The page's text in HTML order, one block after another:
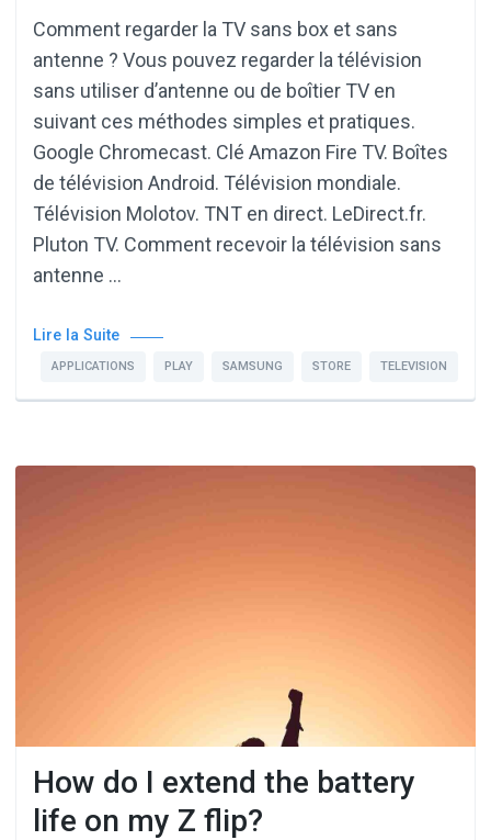
Comment regarder la TV sans box et sans
antenne ? Vous pouvez regarder la télévision
sans utiliser d’antenne ou de boîtier TV en
suivant ces méthodes simples et pratiques.
Google Chromecast. Clé Amazon Fire TV. Boîtes
de télévision Android. Télévision mondiale.
Télévision Molotov. TNT en direct. LeDirect.fr.
Pluton TV. Comment recevoir la télévision sans
antenne …
Lire la Suite
APPLICATIONS PLAY SAMSUNG STORE TELEVISION
How do I extend the battery
life on my Z flip?